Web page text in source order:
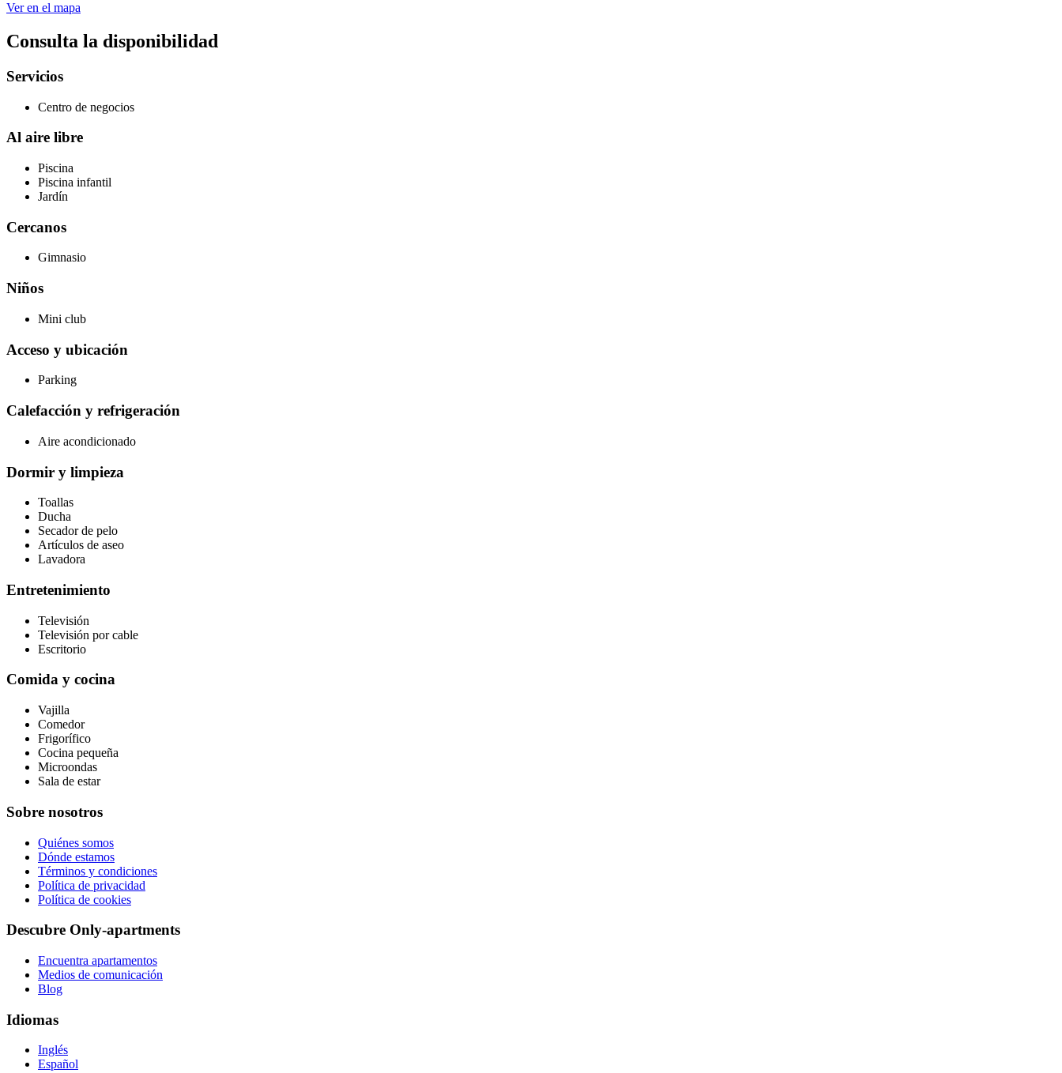
Ver en el mapa
Consulta la disponibilidad
Servicios
Centro de negocios
Al aire libre
Piscina
Piscina infantil
Jardín
Cercanos
Gimnasio
Niños
Mini club
Acceso y ubicación
Parking
Calefacción y refrigeración
Aire acondicionado
Dormir y limpieza
Toallas
Ducha
Secador de pelo
Artículos de aseo
Lavadora
Entretenimiento
Televisión
Televisión por cable
Escritorio
Comida y cocina
Vajilla
Comedor
Frigorífico
Cocina pequeña
Microondas
Sala de estar
Sobre nosotros
Quiénes somos
Dónde estamos
Términos y condiciones
Política de privacidad
Política de cookies
Descubre Only-apartments
Encuentra apartamentos
Medios de comunicación
Blog
Idiomas
Inglés
Español